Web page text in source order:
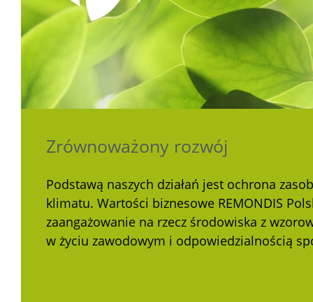
Zrównoważony rozwój
Podstawą naszych działań jest ochrona
klimatu. Wartości biznesowe REMONDIS
zaangażowanie na rzecz środowiska z
w życiu zawodowym i odpowiedzialnością